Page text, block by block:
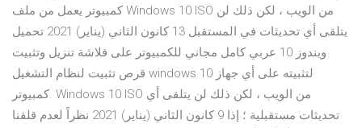
كمبيوتر يعمل من ملف Windows 10 ISO من الويب ، لكن ذلك لن
يتلقى أي تحديثات في المستقبل 13 كانون الثاني (يناير) 2021 تحميل
ويندوز 10 عربي كامل مجاني للكمبيوتر على فلاشة تنزيل وتثبيت
قرص تثبيت لنظام التشغيل windows 10 لتثبيته على أي جهاز
كمبيوتر. Windows 10 ISO من الويب ، لكن ذلك لن يتلقى أي
تحديثات مستقبلية ؛ إذا 9 كانون الثاني (يناير) 2021 نظراً لعدم قلقنا